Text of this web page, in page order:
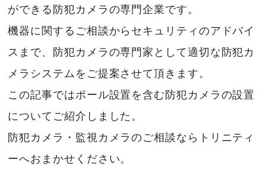
ができる防犯カメラの専門企業です。
機器に関するご相談からセキュリティのアドバイ
スまで、防犯カメラの専門家として適切な防犯カ
メラシステムをご提案させて頂きます。
この記事ではポール設置を含む防犯カメラの設置
についてご紹介しました。
防犯カメラ・監視カメラのご相談ならトリニティ
ーへおまかせください。